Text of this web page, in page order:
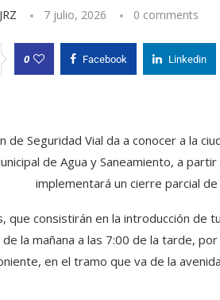
7 julio, 2026 0 comments
0 Facebook Linkedin
de Seguridad Vial da a conocer a la
de Agua y Saneamiento, a
implementará un cierre parcial
que consistirán en la introducción de
la mañana a las 7:00 de la tarde,
en el tramo que va de la